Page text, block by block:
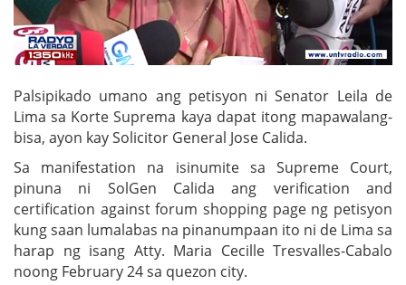
Palsipikado umano ang petisyon ni Senator Leila de
Lima sa Korte Suprema kaya dapat itong mapawalang-
bisa, ayon kay Solicitor General Jose Calida.
Sa manifestation na isinumite sa Supreme Court,
pinuna ni SolGen Calida ang verification and
certification against forum shopping page ng petisyon
kung saan lumalabas na pinanumpaan ito ni de Lima sa
harap ng isang Atty. Maria Cecille Tresvalles-Cabalo
noong February 24 sa quezon city.